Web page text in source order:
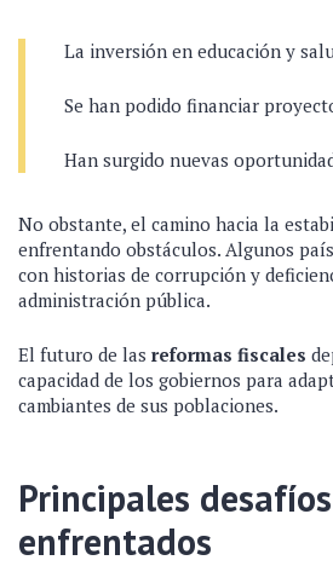
La inversión en educación y
Se han podido financiar
Han surgido nuevas
No obstante, el camino hacia la
enfrentando obstáculos. Algunos
con historias de corrupción y
administración pública.
El futuro de las reformas fiscales
capacidad de los gobiernos para
cambiantes de sus poblaciones.
Principales
enfrentados